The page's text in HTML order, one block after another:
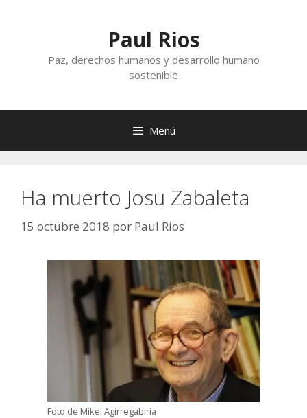
Paul Rios
Paz, derechos humanos y desarrollo humano
sostenible
Menú
Ha muerto Josu Zabaleta
15 octubre 2018 por Paul Rios
Foto de Mikel Agirregabiria